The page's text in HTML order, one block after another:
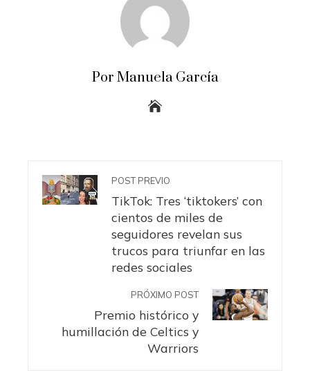
Por Manuela García
POST PREVIO
TikTok: Tres ‘tiktokers’ con
cientos de miles de
seguidores revelan sus
trucos para triunfar en las
redes sociales
PRÓXIMO POST
Premio histórico y
humillación de Celtics y
Warriors